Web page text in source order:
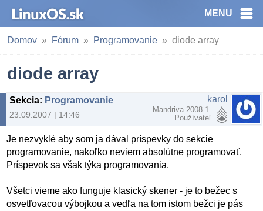
MENU
Domov Fórum Programovanie diode array
diode array
Sekcia: Programovanie
23.09.2007 | 14:46
karol
Mandriva 2008.1
Používateľ
Je nezvyklé aby som ja dával príspevky do sekcie
programovanie, nakoľko neviem absolútne programovať.
Príspevok sa však týka programovania.
Všetci vieme ako funguje klasický skener - je to bežec s
osvetľovacou výbojkou a vedľa na tom istom bežci je pás